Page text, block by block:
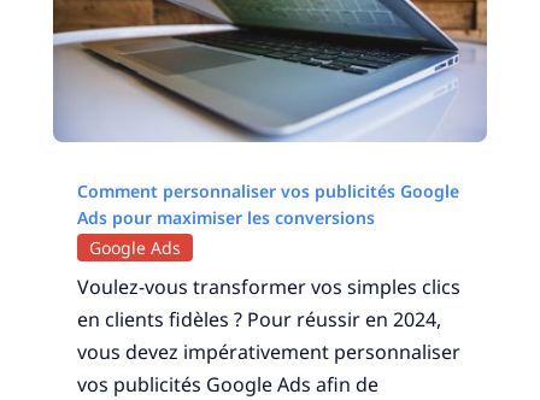
Comment personnaliser vos publicités Google
Ads pour maximiser les conversions
Google Ads
Voulez-vous transformer vos simples clics
en clients fidèles ? Pour réussir en 2024,
vous devez impérativement personnaliser
vos publicités Google Ads afin de